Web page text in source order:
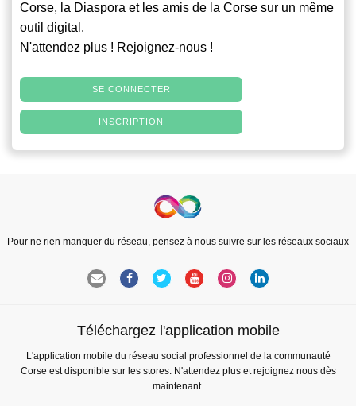
Corse, la Diaspora et les amis de la Corse sur un même
outil digital.
N'attendez plus ! Rejoignez-nous !
SE CONNECTER
INSCRIPTION
Pour ne rien manquer du réseau, pensez à nous suivre sur les réseaux sociaux
Téléchargez l'application mobile
L'application mobile du réseau social professionnel de la communauté
Corse est disponible sur les stores. N'attendez plus et rejoignez nous dès
maintenant.